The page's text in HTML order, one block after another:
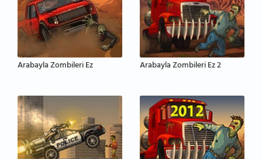
Arabayla Zombileri Ez Arabayla Zombileri Ez 2